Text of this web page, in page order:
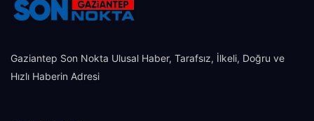
Gaziantep Son Nokta Ulusal Haber, Tarafsız, İlkeli, Doğru ve
Hızlı Haberin Adresi